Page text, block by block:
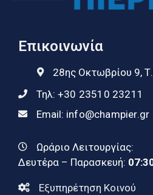
Επικοινωνία
28ης Οκτωβρίου 9,
Τηλ: +30 23510 23211
Email: info@champier.gr
Ωράριο Λειτουργίας:
Δευτέρα – Παρασκευή:
Εξυπηρέτηση Κοινού